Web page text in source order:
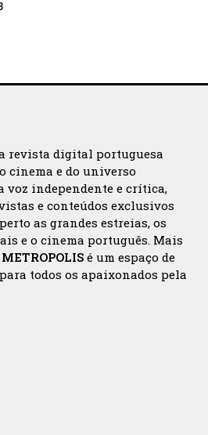
revista digital portuguesa
cinema e do universo
voz independente e crítica,
e conteúdos exclusivos
as grandes estreias, os
e o cinema português. Mais
METROPOLIS é um espaço de
todos os apaixonados pela